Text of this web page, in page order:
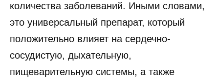
количества заболеваний. Иными словами,
это универсальный препарат, который
положительно влияет на сердечно-
сосудистую, дыхательную,
пищеварительную системы, а также